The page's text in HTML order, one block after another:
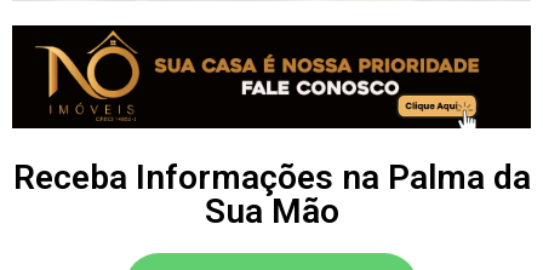
Receba Informações na Palma da
Sua Mão